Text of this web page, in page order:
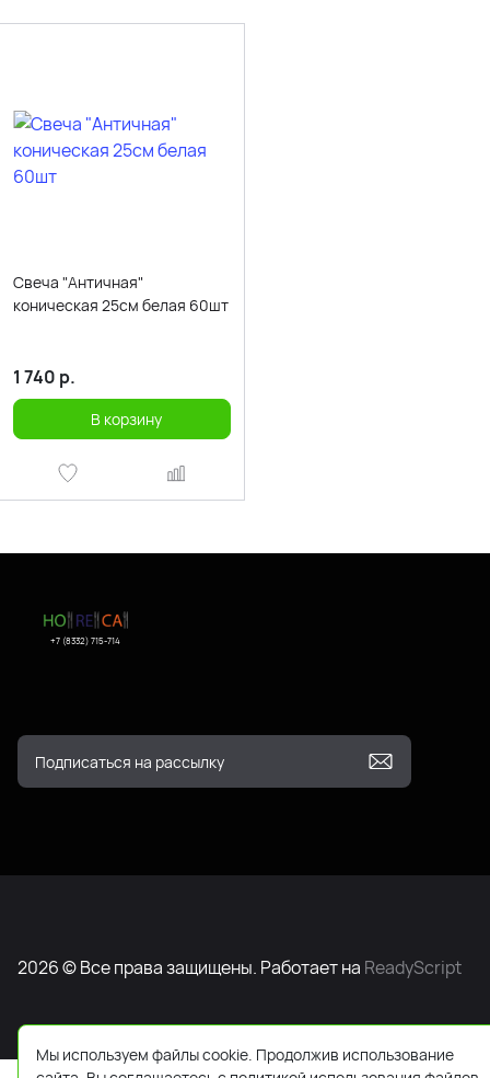
Свеча "Античная"
коническая 25см белая 60шт
1 740 р.
В корзину
+7 (8332) 715-714
2026 © Все права защищены. Работает на ReadyScript
Мы используем файлы cookie. Продолжив использование